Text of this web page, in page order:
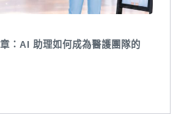
：AI 助理如何成為醫護團隊的